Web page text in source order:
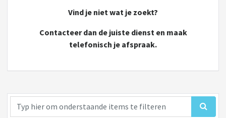
Vind je niet wat je zoekt?
Contacteer dan de juiste dienst en maak
telefonisch je afspraak.